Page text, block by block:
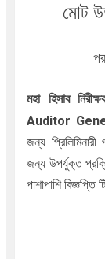
মোট
মহা হিসাব
Auditor
জন্য প্রিলিমিনারী
জন্য উপর্যুক্ত
পাশাপাশি